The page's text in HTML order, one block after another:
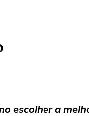
escolher a